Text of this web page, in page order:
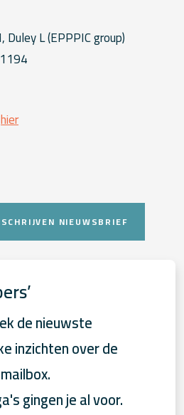
L (EPPPIC group)
hier
NIEUWSBRIEF
de nieuwste
inzichten over de
gingen je al voor.